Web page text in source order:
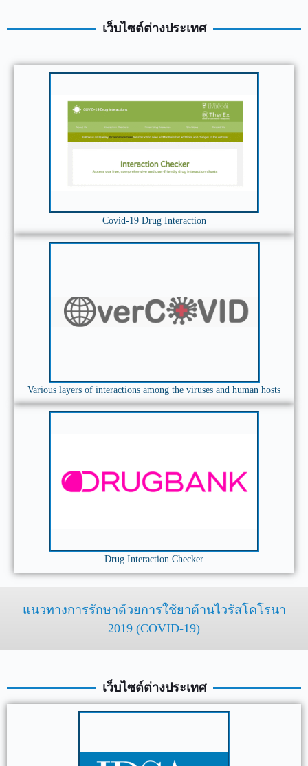
เว็บไซต์ต่างประเทศ
Covid-19 Drug Interaction
Various layers of interactions among the viruses and human hosts
Drug Interaction Checker
แนวทางการรักษาด้วยการใช้ยาต้านไวรัสโคโรนา
2019 (COVID-19)
เว็บไซต์ต่างประเทศ